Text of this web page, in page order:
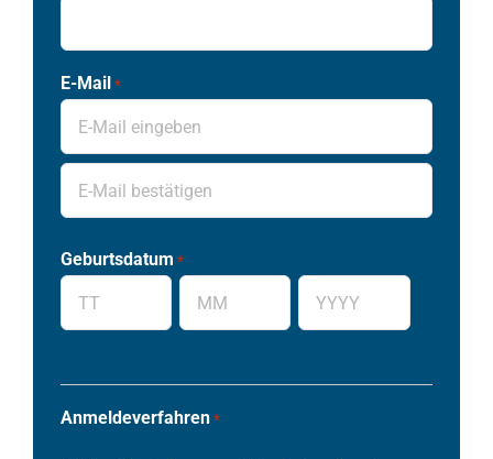
E-Mail *
E-
Mail
Mail
bestätigen
Geburtsdatum *
Anmeldeverfahren *